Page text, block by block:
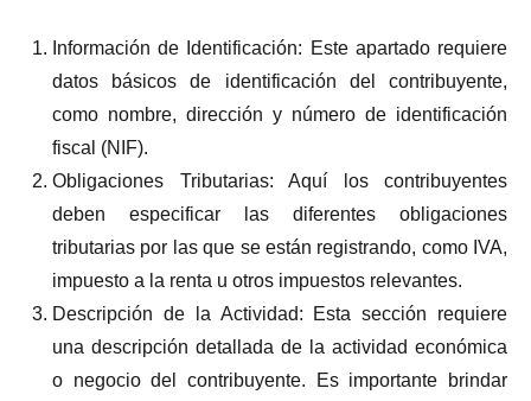
Información de Identificación: Este apartado requiere
datos básicos de identificación del contribuyente,
como nombre, dirección y número de identificación
fiscal (NIF).
Obligaciones Tributarias: Aquí los contribuyentes
deben especificar las diferentes obligaciones
tributarias por las que se están registrando, como IVA,
impuesto a la renta u otros impuestos relevantes.
Descripción de la Actividad: Esta sección requiere
una descripción detallada de la actividad económica
o negocio del contribuyente. Es importante brindar